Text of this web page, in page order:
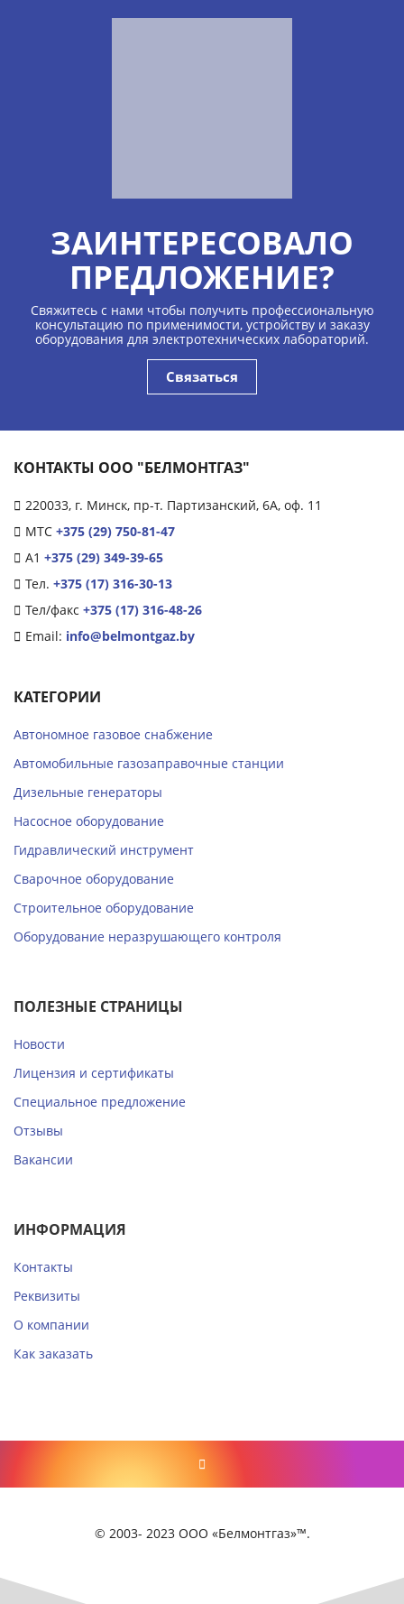
ЗАИНТЕРЕСОВАЛО
ПРЕДЛОЖЕНИЕ?
Свяжитесь с нами чтобы получить профессиональную
консультацию по применимости, устройству и заказу
оборудования для электротехнических лабораторий.
Связаться
КОНТАКТЫ ООО "БЕЛМОНТГАЗ"
220033, г. Минск, пр-т. Партизанский, 6А, оф. 11
МТС +375 (29) 750-81-47
А1 +375 (29) 349-39-65
Тел. +375 (17) 316-30-13
Тел/факс +375 (17) 316-48-26
Email: info@belmontgaz.by
КАТЕГОРИИ
Автономное газовое снабжение
Автомобильные газозаправочные станции
Дизельные генераторы
Насосное оборудование
Гидравлический инструмент
Сварочное оборудование
Строительное оборудование
Оборудование неразрушающего контроля
ПОЛЕЗНЫЕ СТРАНИЦЫ
Новости
Лицензия и сертификаты
Специальное предложение
Отзывы
Вакансии
ИНФОРМАЦИЯ
Контакты
Реквизиты
О компании
Как заказать
© 2003- 2023 ООО «Белмонтгаз»™.